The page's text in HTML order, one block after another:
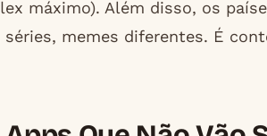
máximo). Além disso, os
memes diferentes. É